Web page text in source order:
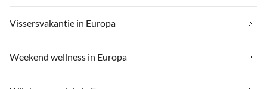
Vissersvakantie in Europa
Weekend wellness in Europa